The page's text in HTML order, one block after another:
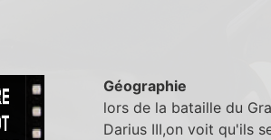
Géographie
lors de la bataille du
Darius III,on voit qu'ils